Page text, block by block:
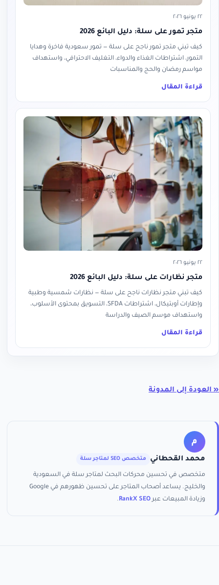
٢٢ يونيو ٢٠٢٦
متجر تمور على سلة: دليل البائع 2026
كيف تبني متجر تمور ناجح على سلة — تمور سعودية فاخرة وهدايا
التمور، اشتراطات الغذاء والدواء، التغليف الاحترافي، واستهداف
مواسم رمضان والحج والمناسبات
قراءة المقال
٢٢ يونيو ٢٠٢٦
متجر نظارات على سلة: دليل البائع 2026
كيف تبني متجر نظارات ناجح على سلة — نظارات شمسية وطبية
وإطارات أوبتيكال، اشتراطات SFDA، التسويق بمحتوى الأسلوب،
واستهداف موسم الصيف والدراسة
قراءة المقال
« العودة إلى المدونة
م
محمد القحطاني متخصص SEO لمتاجر سلة
متخصص في تحسين محركات البحث لمتاجر سلة في السعودية
والخليج. يساعد أصحاب المتاجر على تحسين ظهورهم في Google
وزيادة المبيعات عبرRankX SEO
.